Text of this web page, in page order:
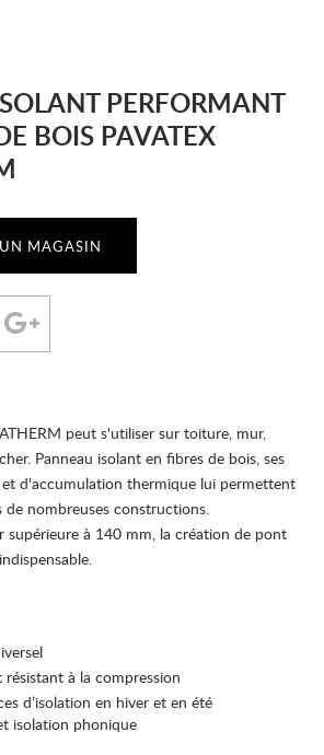
PERFORMANT
BOIS PAVATEX
MAGASIN
peut s'utiliser sur toiture, mur,
Panneau isolant en fibres de bois, ses
d'accumulation thermique lui permettent
nombreuses constructions.
supérieure à 140 mm, la création de pont
à la compression
d’isolation en hiver et en été
isolation phonique